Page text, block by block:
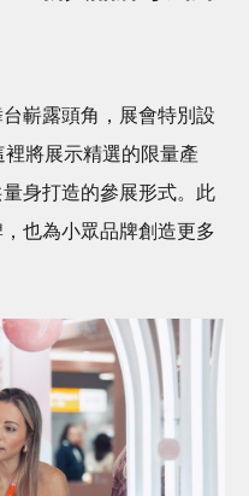
嶄露頭角，展會特別設
將展示精選的限量產
身打造的參展形式。此
也為小眾品牌創造更多